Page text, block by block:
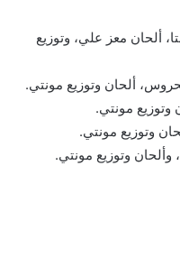
ألحان معز علي، وتوزيع
ألحان وتوزيع مونتي.
وتوزيع مونتي.
وتوزيع مونتي.
وألحان وتوزيع مونتي.